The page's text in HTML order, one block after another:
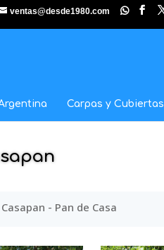
ventas@desde1980.com
Carpas y Cubiertas
- Pan de Casa